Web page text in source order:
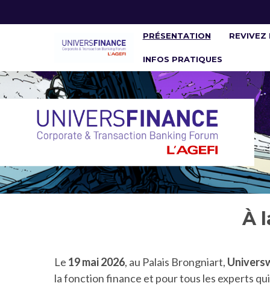
PRÉSENTATION
INFOS PRATIQUES
À
Le 19 mai 2026, au Palais Brongniart,
la fonction finance et pour tous les experts